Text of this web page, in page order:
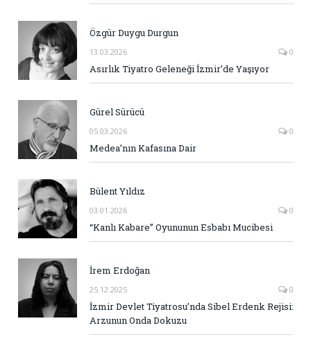
Özgür Duygu Durgun
13.03.2026 0
Asırlık Tiyatro Geleneği İzmir’de Yaşıyor
Gürel Sürücü
05.03.2026 0
Medea’nın Kafasına Dair
Bülent Yıldız
03.01.2026 0
“Kanlı Kabare” Oyununun Esbabı Mucibesi
İrem Erdoğan
25.12.2025 0
İzmir Devlet Tiyatrosu’nda Sibel Erdenk Rejisi:
Arzunun Onda Dokuzu